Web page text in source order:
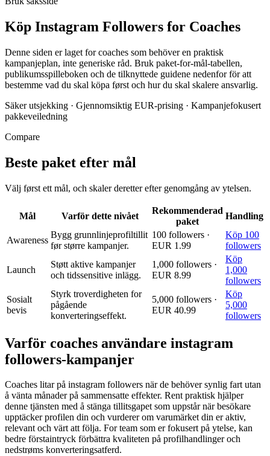
Köp Instagram Followers for Coaches
Denne siden er laget for coaches som behöver en praktisk
kampanjeplan, inte generiske råd. Bruk paket-for-mål-tabellen,
publikumsspilleboken och de tilknyttede guidene nedenfor för att
bestemme vad du skal köpa først och hur du skal skalere ansvarlig.
Säker utsjekking · Gjennomsiktig EUR-prising · Kampanjefokusert
pakkeveiledning
Compare
Beste paket efter mål
Välj først ett mål, och skaler deretter efter genomgång av ytelsen.
Mål Varför dette nivået
Rekommenderad
paket
Handling
Awareness
Bygg grunnlinjeprofiltillit
før større kampanjer.
100 followers ·
EUR 1.99
Köp 100
followers
Launch
Støtt aktive kampanjer
och tidssensitive inlägg.
1,000 followers ·
EUR 8.99
Köp
1,000
followers
Sosialt
bevis
Styrk troverdigheten for
pågående
konverteringseffekt.
5,000 followers ·
EUR 40.99
Köp
5,000
followers
Varför coaches användare instagram
followers-kampanjer
Coaches litar på instagram followers när de behöver synlig fart utan
å vänta månader på sammensatte effekter. Rent praktisk hjälper
denne tjänsten med å stänga tillitsgapet som uppstår när besökare
upptäcker profilen din och vurderer om varumärket din er aktiv,
relevant och värt att följa. For team som er fokusert på ytelse, kan
bedre förstaintryck förbättra kvaliteten på profilhandlinger och
nedstrøms konverteringsatferd.